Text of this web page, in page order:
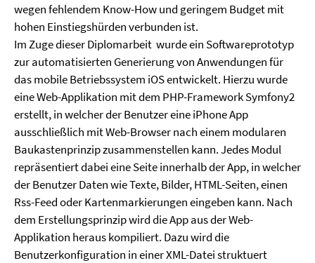
wegen fehlendem Know-How und geringem Budget mit
hohen Einstiegshürden verbunden ist.
Im Zuge dieser Diplomarbeit wurde ein Softwareprototyp
zur automatisierten Generierung von Anwendungen für
das mobile Betriebssystem iOS entwickelt. Hierzu wurde
eine Web-Applikation mit dem PHP-Framework Symfony2
erstellt, in welcher der Benutzer eine iPhone App
ausschließlich mit Web-Browser nach einem modularen
Baukastenprinzip zusammenstellen kann. Jedes Modul
repräsentiert dabei eine Seite innerhalb der App, in welcher
der Benutzer Daten wie Texte, Bilder, HTML-Seiten, einen
Rss-Feed oder Kartenmarkierungen eingeben kann. Nach
dem Erstellungsprinzip wird die App aus der Web-
Applikation heraus kompiliert. Dazu wird die
Benutzerkonfiguration in einer XML-Datei struktuert